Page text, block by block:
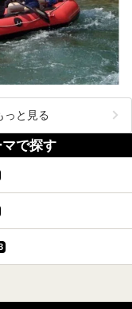
っと見る
で探す